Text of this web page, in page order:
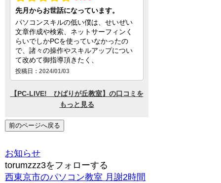
前のページへ戻る
お知らせ
torumzzz3をフォローする
西東京市のパソコン教室 月謝2時間